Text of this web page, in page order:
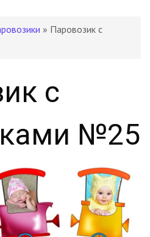
» Паровозик с
с
№25